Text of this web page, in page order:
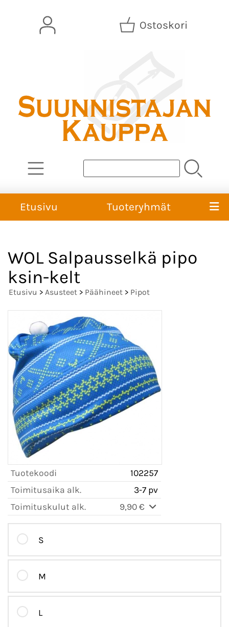
Ostoskori
Etusivu Tuoteryhmät
WOL Salpausselkä pipo
ksin-kelt
Etusivu > Asusteet > Päähineet > Pipot
Tuotekoodi
102257
Toimitusaika alk.
3-7 pv
Toimituskulut alk.
9,90 €
S
M
L